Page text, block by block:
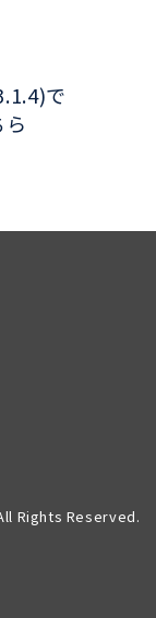
で
Rights Reserved.